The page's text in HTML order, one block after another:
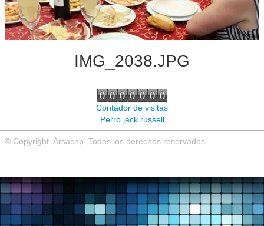
IMG_2038.JPG
Contador de visitas
Perro jack russell
© Copyright. Arsacnp. Todos los derechos reservados.